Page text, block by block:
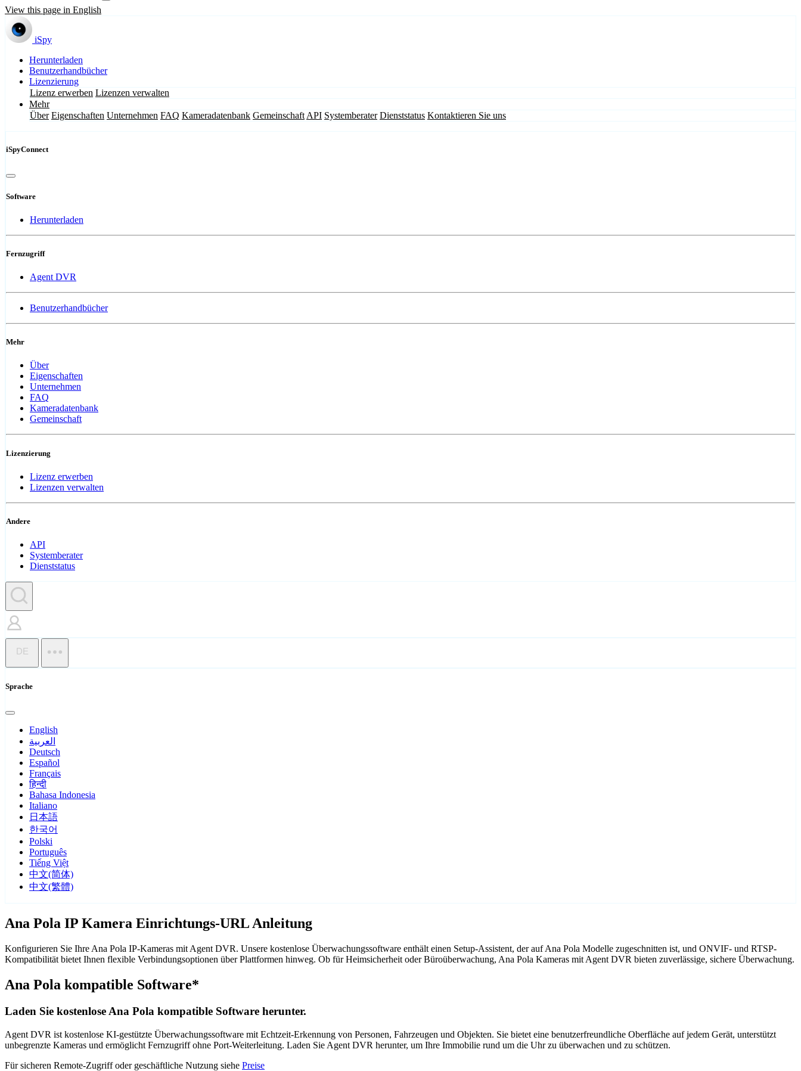
View this page in English
iSpy
Herunterladen
Benutzerhandbücher
Lizenzierung
Lizenz erwerben Lizenzen verwalten
Mehr
Über Eigenschaften Unternehmen FAQ Kameradatenbank Gemeinschaft API Systemberater Dienststatus Kontaktieren Sie uns
iSpyConnect
Software
Herunterladen
Fernzugriff
Agent DVR
Benutzerhandbücher
Mehr
Über
Eigenschaften
Unternehmen
FAQ
Kameradatenbank
Gemeinschaft
Lizenzierung
Lizenz erwerben
Lizenzen verwalten
Andere
API
Systemberater
Dienststatus
DE
Sprache
English
العربية
Deutsch
Español
Français
हिन्दी
Bahasa Indonesia
Italiano
日本語
한국어
Polski
Português
Tiếng Việt
中文(简体)
中文(繁體)
Ana Pola IP Kamera Einrichtungs-URL Anleitung
Konfigurieren Sie Ihre Ana Pola IP-Kameras mit Agent DVR. Unsere kostenlose Überwachungssoftware enthält einen Setup-Assistent, der auf Ana Pola Modelle zugeschnitten ist, und ONVIF- und RTSP-
Kompatibilität bietet Ihnen flexible Verbindungsoptionen über Plattformen hinweg. Ob für Heimsicherheit oder Büroüberwachung, Ana Pola Kameras mit Agent DVR bieten zuverlässige, sichere Überwachung.
Ana Pola kompatible Software*
Laden Sie kostenlose Ana Pola kompatible Software herunter.
Agent DVR ist kostenlose KI-gestützte Überwachungssoftware mit Echtzeit-Erkennung von Personen, Fahrzeugen und Objekten. Sie bietet eine benutzerfreundliche Oberfläche auf jedem Gerät, unterstützt
unbegrenzte Kameras und ermöglicht Fernzugriff ohne Port-Weiterleitung. Laden Sie Agent DVR herunter, um Ihre Immobilie rund um die Uhr zu überwachen und zu schützen.
Für sicheren Remote-Zugriff oder geschäftliche Nutzung siehe Preise